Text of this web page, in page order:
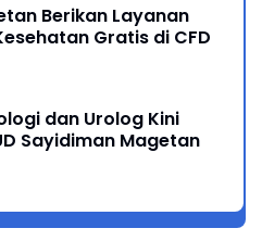
Berikan Layanan
Gratis di CFD
dan Urolog Kini
Sayidiman Magetan